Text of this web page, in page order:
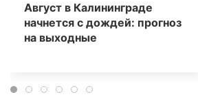
Август в Калининграде
начнется с дождей: прогноз
на выходные